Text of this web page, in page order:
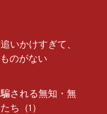
いかけすぎて、
のがない
される無知・無
ち（1）